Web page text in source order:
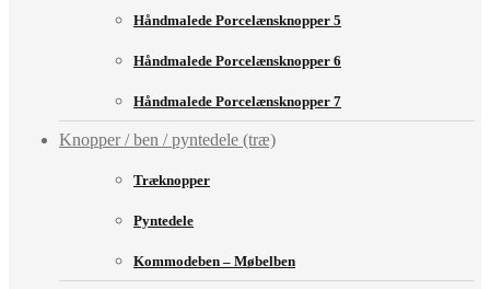
Håndmalede Porcelænsknopper 5
Håndmalede Porcelænsknopper 6
Håndmalede Porcelænsknopper 7
Knopper / ben / pyntedele (træ)
Træknopper
Pyntedele
Kommodeben – Møbelben